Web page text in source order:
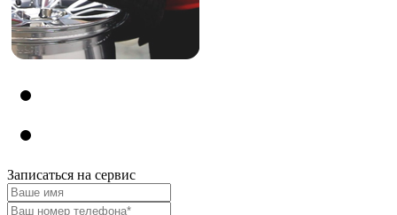
Записаться на сервис